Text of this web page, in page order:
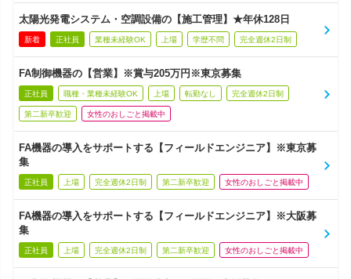
太陽光発電システム・空調設備の【施工管理】★年休128日
新着 正社員 業種未経験OK 上場 学歴不問 完全週休2日制
FA制御機器の【営業】※賞与205万円※東京募集
正社員 職種・業種未経験OK 上場 転勤なし 完全週休2日制
第二新卒歓迎 女性のおしごと掲載中
FA機器の導入をサポートする【フィールドエンジニア】※東京募
集
正社員 上場 完全週休2日制 第二新卒歓迎 女性のおしごと掲載中
FA機器の導入をサポートする【フィールドエンジニア】※大阪募
集
正社員 上場 完全週休2日制 第二新卒歓迎 女性のおしごと掲載中